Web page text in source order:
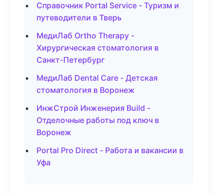
Справочник Portal Service - Туризм и
путеводители в Тверь
МедиЛаб Ortho Therapy -
Хирургическая стоматология в
Санкт-Петербург
МедиЛаб Dental Care - Детская
стоматология в Воронеж
ИнжСтрой Инженерия Build -
Отделочные работы под ключ в
Воронеж
Portal Pro Direct - Работа и вакансии в
Уфа